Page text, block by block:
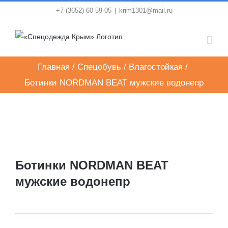
content
+7 (3652) 60-59-05 krim1301@mail.ru
Главная / Спецобувь / Влагостойкая /
Ботинки NORDMAN BEAT мужские водонепр
Ботинки NORDMAN BEAT
мужские водонепр